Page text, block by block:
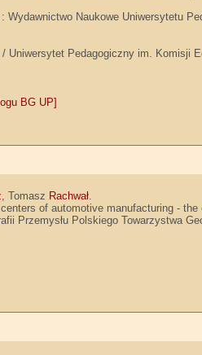
: Wydawnictwo Naukowe Uniwersytetu
Uniwersytet Pedagogiczny im. Komisji
BG UP]
, Tomasz Rachwał.
of automotive manufacturing -
Przemysłu Polskiego Towarzystwa